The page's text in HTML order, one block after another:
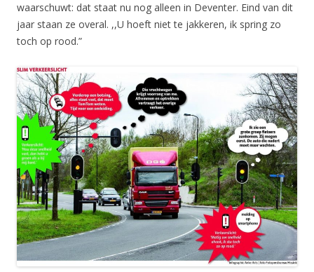
waarschuwt: dat staat nu nog alleen in Deventer. Eind van dit
jaar staan ze overal. ,,U hoeft niet te jakkeren, ik spring zo
toch op rood.”